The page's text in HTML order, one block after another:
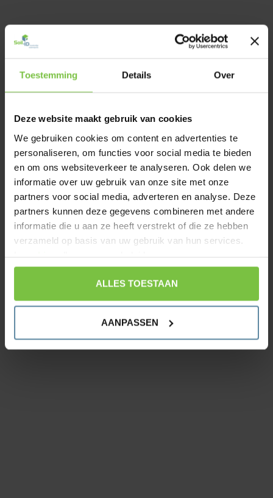
Toestemming Details Over
Deze website maakt gebruik van cookies
We gebruiken cookies om content en advertenties te
personaliseren, om functies voor social media te bieden
en om ons websiteverkeer te analyseren. Ook delen we
informatie over uw gebruik van onze site met onze
partners voor social media, adverteren en analyse. Deze
partners kunnen deze gegevens combineren met andere
informatie die u aan ze heeft verstrekt of die ze hebben
verzameld op basis van uw gebruik van hun services.
We werken samen met9 derdendie uw gegevens
kunnen ontvangen en verwerken.
ALLES TOESTAAN
AANPASSEN